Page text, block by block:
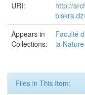
URI:
http://
Appears in
Collections:
Faculté
la
Files in This Item: